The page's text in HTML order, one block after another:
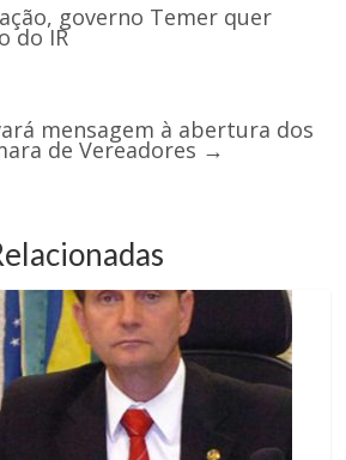
governo Temer quer
do IR
mensagem à abertura dos
de Vereadores →